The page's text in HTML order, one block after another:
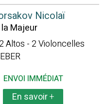
Nicolaï
Majeur
Altos - 2 Violoncelles
ENVOI IMMÉDIAT
En savoir+